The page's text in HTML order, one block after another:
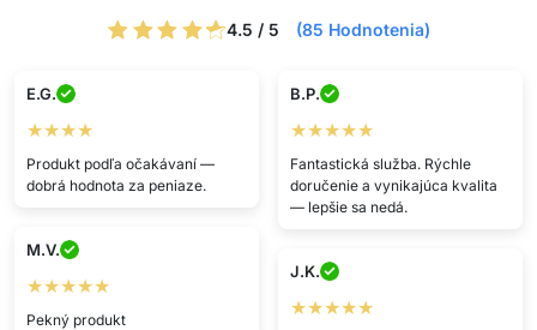
4.5 / 5 (85 Hodnotenia)
E.G.
★★★★
Produkt podľa očakávaní —
dobrá hodnota za peniaze.
B.P.
★★★★★
Fantastická služba. Rýchle
doručenie a vynikajúca kvalita
— lepšie sa nedá.
M.V.
★★★★★
Pekný produkt
J.K.
★★★★★